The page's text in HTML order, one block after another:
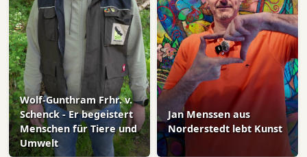
Wolf-Gunthram Frhr. v.
Schenck - Er begeistert
Menschen für Tiere und
Umwelt
Jan Menssen aus
Norderstedt lebt Kunst